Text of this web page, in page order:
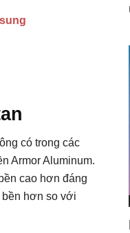
có trong các
Armor Aluminum.
cao hơn đáng
bền hơn so với